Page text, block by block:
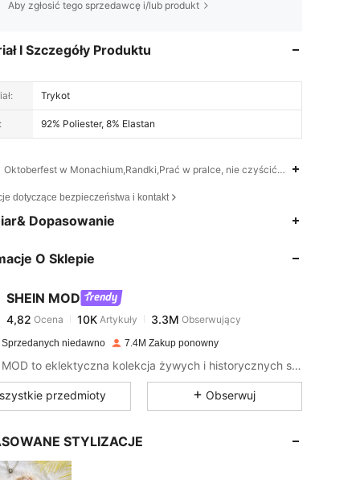
in, Biodra: 85 cm / 33 in, Kolor: Czarne, Rozmiar: S
Aby zgłosić tego sprzedawcę i/lub produkt
I Szczegóły Produktu
Trykot
92% Poliester, 8% Elastan
Oktoberfest w Monachium,Randki,Prać w pralce, nie czyścić chemicznie,
dotyczące bezpieczeństwa i kontakt
Dopasowanie
O Sklepie
SHEIN MOD
4,82 10K
4,82 10KArtykuły
B***p zapłacono1 dzień temu
4,82
Sprzedanych niedawno 7.4M Zakup ponowny
SHEIN MOD to eklektyczna kolekcja żywych i historycznych stylów dla zabawnych, jasnych stylizacji retro.
przedmioty Obserwuj
STYLIZACJE